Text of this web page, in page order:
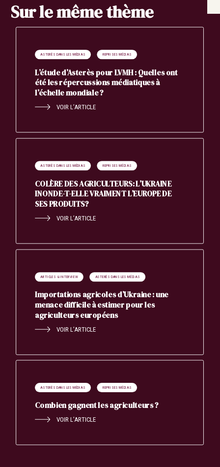
Sur le même thème
ASTERÈS DANS LES MÉDIAS REPRISES MÉDIAS
L’étude d’Asterès pour LVMH : Quelles ont
été les répercussions médiatiques à
l’échelle mondiale ?
VOIR L’ARTICLE
ASTERÈS DANS LES MÉDIAS REPRISES MÉDIAS
COLÈRE DES AGRICULTEURS: L’UKRAINE
INONDE-T-ELLE VRAIMENT L’EUROPE DE
SES PRODUITS?
VOIR L’ARTICLE
ARTICLES & INTERVIEW ASTERÈS DANS LES MÉDIAS
Importations agricoles d’Ukraine : une
menace difficile à estimer pour les
agriculteurs européens
VOIR L’ARTICLE
ASTERÈS DANS LES MÉDIAS REPRISES MÉDIAS
Combien gagnent les agriculteurs ?
VOIR L’ARTICLE